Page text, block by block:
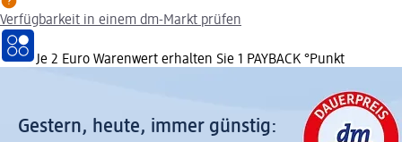
Verfügbarkeit in einem dm-Markt prüfen
Je 2 Euro Warenwert erhalten Sie 1 PAYBACK °Punkt
Gestern, heute, immer günstig: